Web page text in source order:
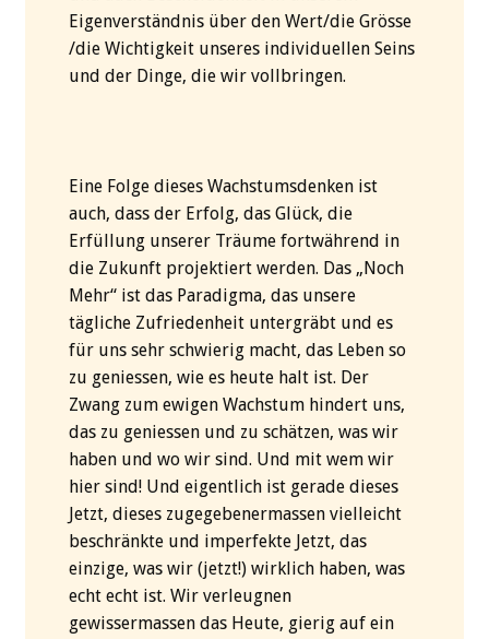
Eigenverständnis über den Wert/die Grösse
/die Wichtigkeit unseres individuellen Seins
und der Dinge, die wir vollbringen.
Eine Folge dieses Wachstumsdenken ist
auch, dass der Erfolg, das Glück, die
Erfüllung unserer Träume fortwährend in
die Zukunft projektiert werden. Das „Noch
Mehr“ ist das Paradigma, das unsere
tägliche Zufriedenheit untergräbt und es
für uns sehr schwierig macht, das Leben so
zu geniessen, wie es heute halt ist. Der
Zwang zum ewigen Wachstum hindert uns,
das zu geniessen und zu schätzen, was wir
haben und wo wir sind. Und mit wem wir
hier sind! Und eigentlich ist gerade dieses
Jetzt, dieses zugegebenermassen vielleicht
beschränkte und imperfekte Jetzt, das
einzige, was wir (jetzt!) wirklich haben, was
echt echt ist. Wir verleugnen
gewissermassen das Heute, gierig auf ein